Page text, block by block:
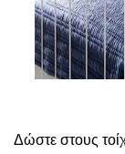
Δώστε στους